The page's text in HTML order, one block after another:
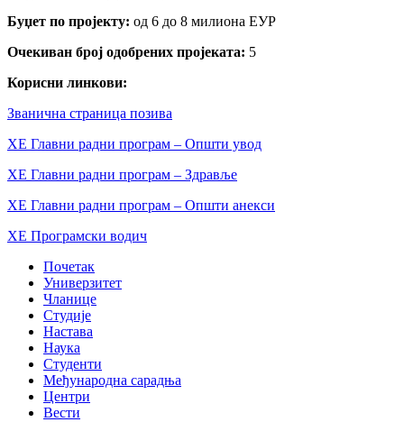
Буџет по пројекту: од 6 до 8 милиона ЕУР
Очекиван број одобрених пројеката: 5
Корисни линкови:
Званична страница позива
ХЕ Главни радни програм – Општи увод
ХЕ Главни радни програм – Здравље
ХЕ Главни радни програм – Општи анекси
ХЕ Програмски водич
Почетак
Универзитет
Чланице
Студије
Настава
Наука
Студенти
Међународна сарадња
Центри
Вести